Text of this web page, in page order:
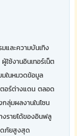
ละความบันเทิง
ใช้งานอินเทอร์เน็ต
มในหมวดข้อมูล
อร์ต่างแดน ตลอด
ลุ่มผลงานในโซน
งรายได้ของอินฟลู
ดภัยสูงสุด